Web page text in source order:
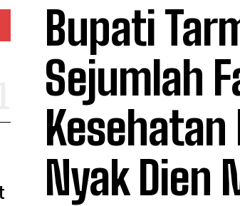
Bupati
Sejumlah
Kesehatan
Nyak Dien